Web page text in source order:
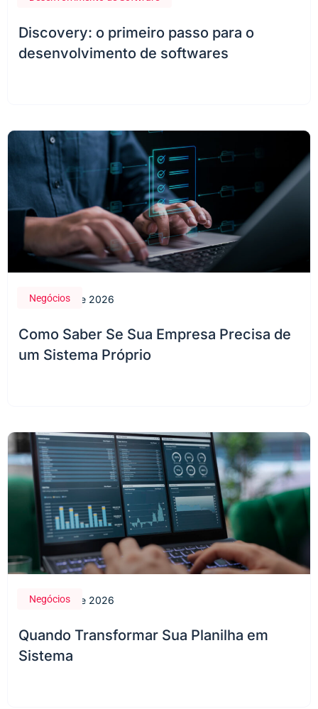
Discovery: o primeiro passo para o
desenvolvimento de softwares
Negócios
Como Saber Se Sua Empresa Precisa de
um Sistema Próprio
28 de maio de 2026
Negócios
Quando Transformar Sua Planilha em
Sistema
28 de maio de 2026